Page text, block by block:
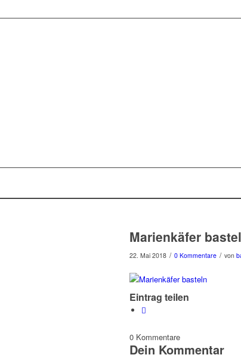
Marienkäfer
22. Mai 2018 / 0 Kommentare / von
Eintrag teilen
0 Kommentare
Dein Kommentar